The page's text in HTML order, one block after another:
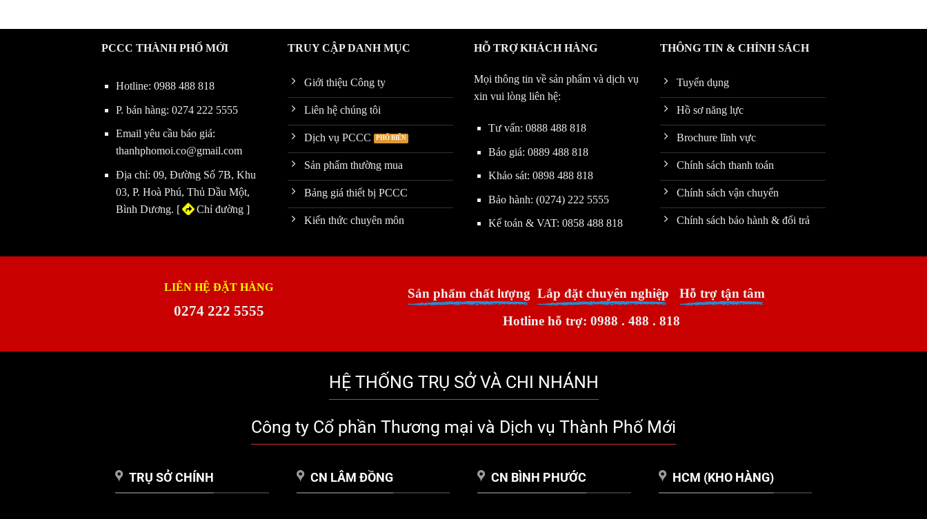
PCCC THÀNH PHỐ MỚI
Hotline: 0988 488 818
P. bán hàng: 0274 222 5555
Email yêu cầu báo giá:
thanhphomoi.co@gmail.com
Địa chỉ: 09, Đường Số 7B, Khu
03, P. Hoà Phú, Thủ Dầu Một,
Bình Dương. [
Chỉ đường]
TRUY CẬP DANH MỤC
Giới thiệu Công ty
Liên hệ chúng tôi
Dịch vụ PCCC
Sản phẩm thường mua
Bảng giá thiết bị PCCC
Kiến thức chuyên môn
HỖ TRỢ KHÁCH HÀNG
Mọi thông tin về sản phẩm và dịch vụ
xin vui lòng liên hệ:
Tư vấn: 0888 488 818
Báo giá: 0889 488 818
Khảo sát: 0898 488 818
Bảo hành: (0274) 222 5555
Kế toán & VAT: 0858 488 818
THÔNG TIN & CHÍNH SÁCH
Tuyển dụng
Hồ sơ năng lực
Brochure lĩnh vực
Chính sách thanh toán
Chính sách vận chuyển
Chính sách bảo hành & đổi trả
LIÊN HỆ ĐẶT HÀNG
0274 222 5555
Sản phẩm chất lượng Lắp đặt chuyên nghiệp
Hỗ trợ tận tâm
Hotline hỗ trợ: 0988 . 488 . 818
HỆ THỐNG TRỤ SỞ VÀ CHI NHÁNH
Công ty Cổ phần Thương mại và Dịch vụ Thành Phố Mới
TRỤ SỞ CHÍNH CN LÂM ĐỒNG CN BÌNH PHƯỚC HCM (KHO HÀNG)